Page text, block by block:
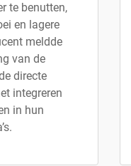
te benutten,
en lagere
meldde
van de
directe
integreren
in hun